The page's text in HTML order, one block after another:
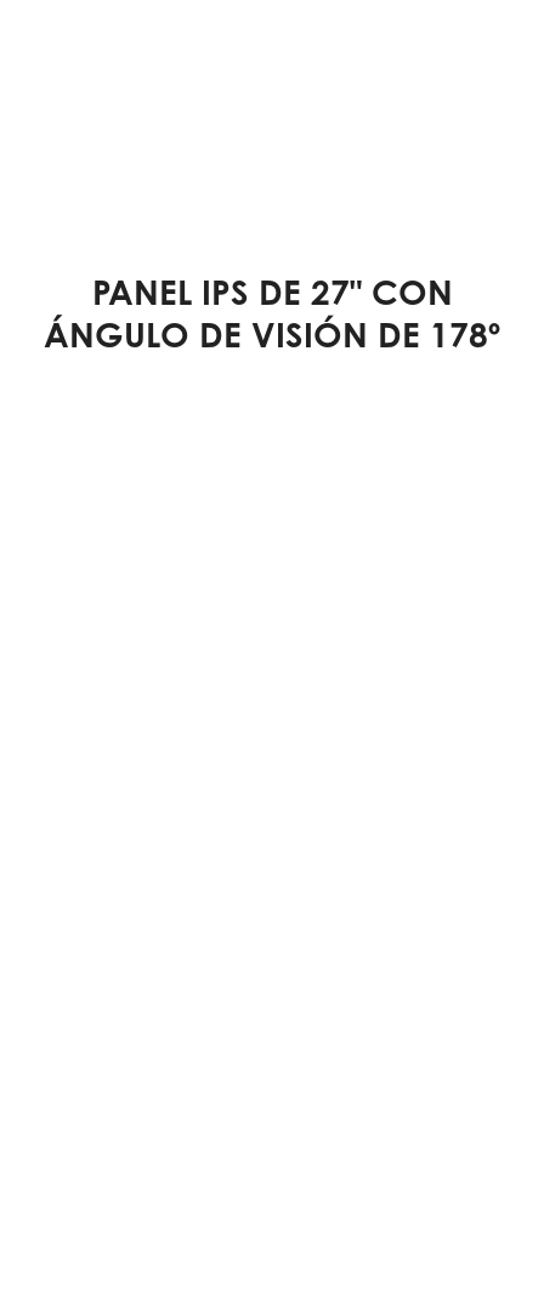
PANEL IPS DE 27" CON
ÁNGULO DE VISIÓN DE 178º